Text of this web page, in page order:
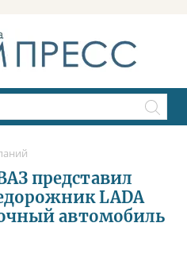
представил
LADA
автомобиль